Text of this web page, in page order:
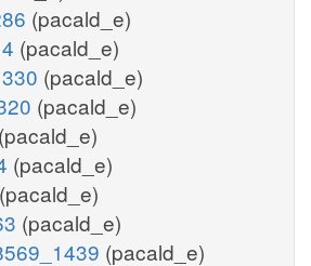
(pacald_e)
(pacald_e)
(pacald_e)
(pacald_e)
(pacald_e)
(pacald_e)
(pacald_e)
(pacald_e)
(pacald_e)